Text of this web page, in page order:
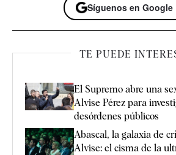
Síguenos en Google
TE PUEDE
El Supremo abre una
Alvise Pérez para
desórdenes públicos
Abascal, la galaxia de
Alvise: el cisma de la